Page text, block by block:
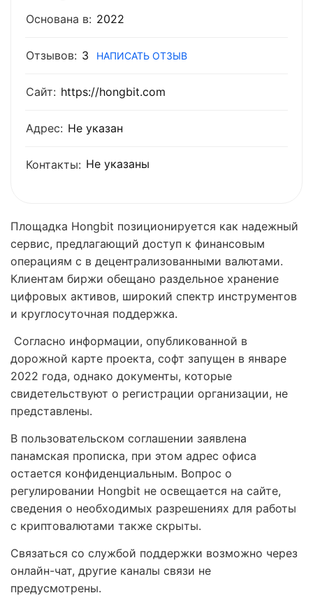
Основана в: 2022
Отзывов: 3 НАПИСАТЬ ОТЗЫВ
Сайт: https://hongbit.com
Адрес: Не указан
Контакты: Не указаны
Площадка Hongbit позиционируется как надежный
сервис, предлагающий доступ к финансовым
операциям с в децентрализованными валютами.
Клиентам биржи обещано раздельное хранение
цифровых активов, широкий спектр инструментов
и круглосуточная поддержка.
Согласно информации, опубликованной в
дорожной карте проекта, софт запущен в январе
2022 года, однако документы, которые
свидетельствуют о регистрации организации, не
представлены.
В пользовательском соглашении заявлена
панамская прописка, при этом адрес офиса
остается конфиденциальным. Вопрос о
регулировании Hongbit не освещается на сайте,
сведения о необходимых разрешениях для работы
с криптовалютами также скрыты.
Связаться со службой поддержки возможно через
онлайн-чат, другие каналы связи не
предусмотрены.